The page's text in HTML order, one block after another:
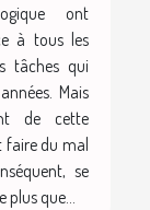
ont
à tous les
tâches qui
Mais
de cette
faire du mal
se
plus que...